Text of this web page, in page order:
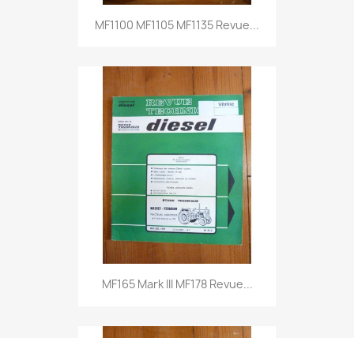
MF1100 MF1105 MF1135 Revue...
MF165 Mark III MF178 Revue...